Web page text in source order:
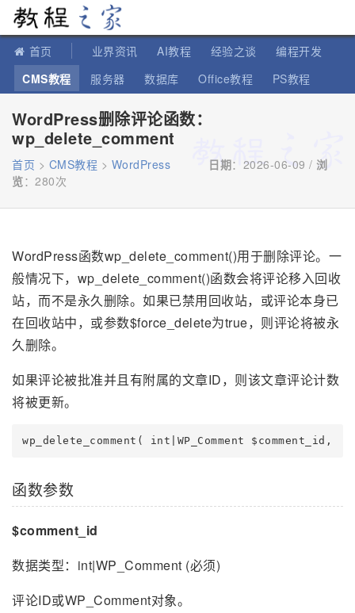
首页 业界资讯 AI教程 经验之谈
编程开发
CMS教程
服务器 数据库 Office教程
PS教程
WordPress删除评论函数：
wp_delete_comment
首页 > CMS教程 > WordPress 日期：2026-06-09 / 浏
览： 280次
WordPress函数wp_delete_comment()用于删除评论。一
般情况下，wp_delete_comment()函数会将评论移入回收
站，而不是永久删除。如果已禁用回收站，或评论本身已
在回收站中，或参数$force_delete为true，则评论将被永
久删除。
如果评论被批准并且有附属的文章ID，则该文章评论计数
将被更新。
函数参数
$comment_id
数据类型：int|WP_Comment (必须)
评论ID或WP_Comment对象。